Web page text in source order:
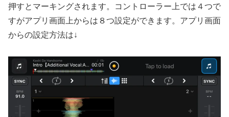
押すとマーキングされます。コントローラー上では４つで
すがアプリ画面上からは８つ設定ができます。アプリ画面
からの設定方法は↓